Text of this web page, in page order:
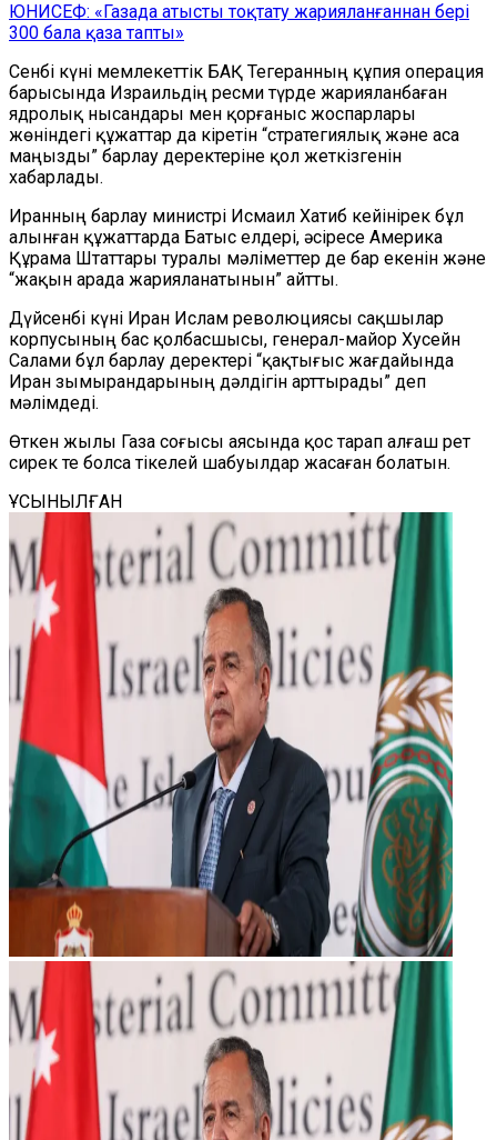
ЮНИСЕФ: «Газада атысты тоқтату жарияланғаннан бері
300 бала қаза тапты»
Сенбі күні мемлекеттік БАҚ Тегеранның құпия операция
барысында Израильдің ресми түрде жарияланбаған
ядролық нысандары мен қорғаныс жоспарлары
жөніндегі құжаттар да кіретін “стратегиялық және аса
маңызды” барлау деректеріне қол жеткізгенін
хабарлады.
Иранның барлау министрі Исмаил Хатиб кейінірек бұл
алынған құжаттарда Батыс елдері, әсіресе Америка
Құрама Штаттары туралы мәліметтер де бар екенін және
“жақын арада жарияланатынын” айтты.
Дүйсенбі күні Иран Ислам революциясы сақшылар
корпусының бас қолбасшысы, генерал-майор Хусейн
Салами бұл барлау деректері “қақтығыс жағдайында
Иран зымырандарының дәлдігін арттырады” деп
мәлімдеді.
Өткен жылы Газа соғысы аясында қос тарап алғаш рет
сирек те болса тікелей шабуылдар жасаған болатын.
ҰСЫНЫЛҒАН